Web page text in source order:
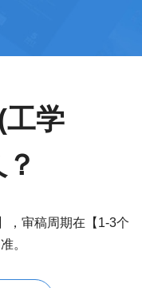
工学
，审稿周期在【1-3个
。